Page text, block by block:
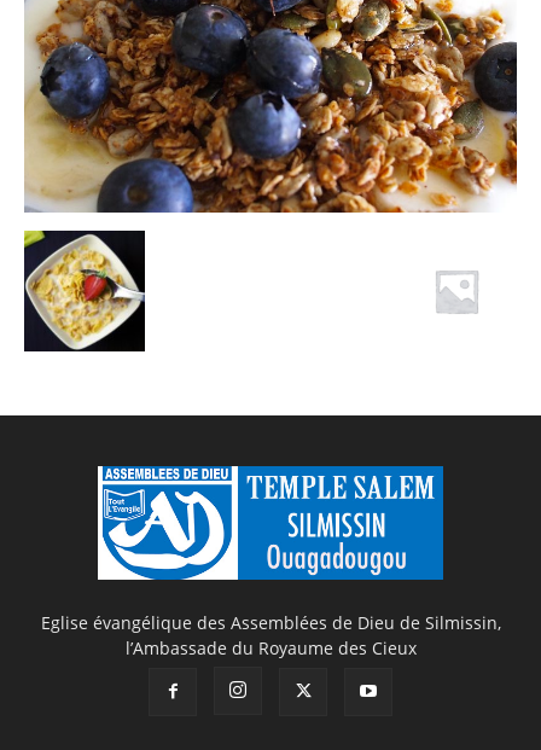
Eglise évangélique des Assemblées de Dieu de Silmissin,
l’Ambassade du Royaume des Cieux